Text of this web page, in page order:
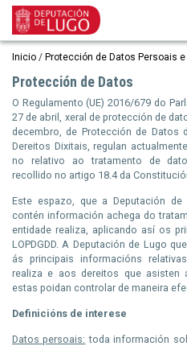
Pasar
contenido
principal
Ruta
de
navegación
Inicio Protección de Datos Persoais
Protección de Datos
O Regulamento (UE) 2016/679 do
27 de abril, xeral de protección de
decembro, de Protección de Datos
Dereitos Dixitais, regulan
no relativo ao tratamento de
recollido no artigo 18.4 da
Este espazo, que a Deputación
contén información achega do
entidade realiza, aplicando así os
LOPDGDD . A Deputación de Lugo
ás principais informacións
realiza e aos dereitos que asisten
estas poidan controlar de maneira
Definicións de interese
Datos persoais: toda información